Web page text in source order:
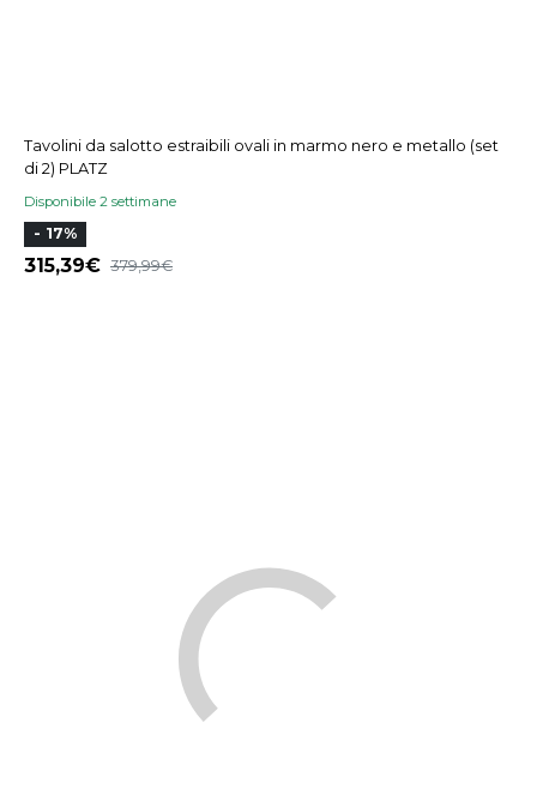
Tavolini da salotto estraibili ovali in marmo nero e metallo (set
di 2) PLATZ
Disponibile 2 settimane
- 17%
315,39 379,99